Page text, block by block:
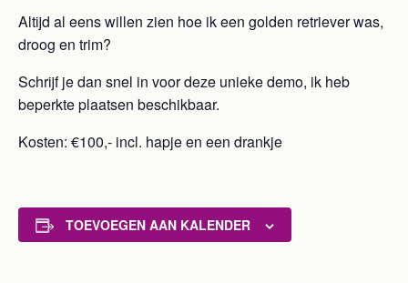
Altijd al eens willen zien hoe ik een golden retriever was,
droog en trim?
Schrijf je dan snel in voor deze unieke demo, ik heb
beperkte plaatsen beschikbaar.
Kosten: €100,- incl. hapje en een drankje
TOEVOEGEN AAN KALENDER